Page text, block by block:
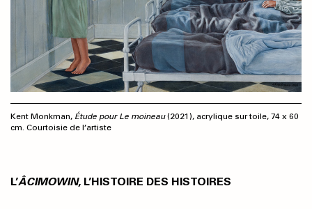
Kent Monkman, Étude pour Le moineau (2021), acrylique sur toile, 74 x 60
cm. Courtoisie de l’artiste
L’ÂCIMOWIN, L’HISTOIRE DES HISTOIRES